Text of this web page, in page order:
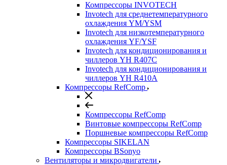
Компрессоры INVOTECH
Invotech для среднетемпературного
охлаждения YM/YSM
Invotech для низкотемпературного
охлаждения YF/YSF
Invotech для кондиционирования и
чиллеров YH R407C
Invotech для кондиционирования и
чиллеров YH R410A
Компрессоры RefComp
Компрессоры RefComp
Винтовые компрессоры RefComp
Поршневые компрессоры RefComp
Компрессоры SIKELAN
Компрессоры BSonyo
Вентиляторы и микродвигатели